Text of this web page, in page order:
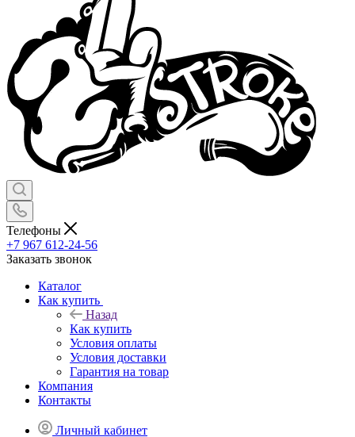
Телефоны
+7 967 612-24-56
Заказать звонок
Каталог
Как купить
Назад
Как купить
Условия оплаты
Условия доставки
Гарантия на товар
Компания
Контакты
Личный кабинет